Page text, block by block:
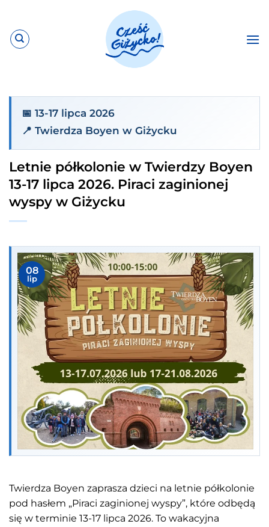
zawartości
📅 13-17 lipca 2026
📍 Twierdza Boyen w Giżycku
Letnie półkolonie w Twierdzy Boyen
13-17 lipca 2026. Piraci zaginionej
wyspy w Giżycku
08
lip
Twierdza Boyen zaprasza dzieci na letnie półkolonie
pod hasłem „Piraci zaginionej wyspy”, które odbędą
się w terminie 13-17 lipca 2026. To wakacyjna